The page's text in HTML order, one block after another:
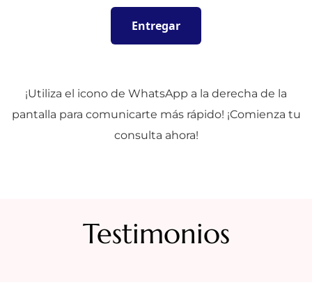
¡Utiliza el icono de WhatsApp a la derecha de la
pantalla para comunicarte más rápido! ¡Comienza tu
consulta ahora!
Testimonios